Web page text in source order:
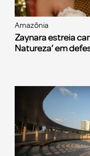
Amazônia
Zaynara estreia
Natureza’ em